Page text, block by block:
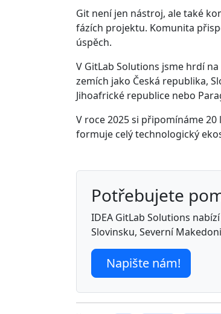
Git není jen nástroj, ale také
fázích projektu. Komunita
úspěch.
V GitLab Solutions jsme hrdí
zemích jako Česká republika,
Jihoafrické republice nebo
V roce 2025 si připomínáme
formuje celý technologický
Potřebujete
IDEA GitLab Solutions
Slovinsku, Severní
Napište nám!